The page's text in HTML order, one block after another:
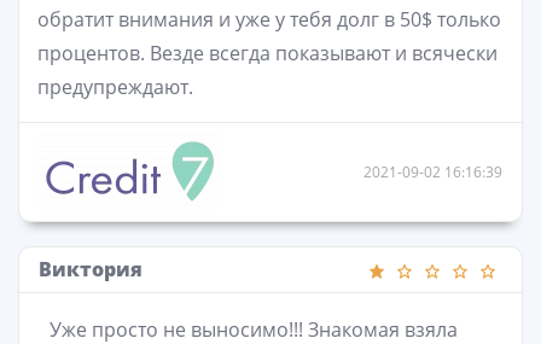
обратит внимания и уже у тебя долг в 50$ только
процентов. Везде всегда показывают и всячески
предупреждают.
2021-09-02 16:16:39
Виктория
Уже просто не выносимо!!! Знакомая взяла